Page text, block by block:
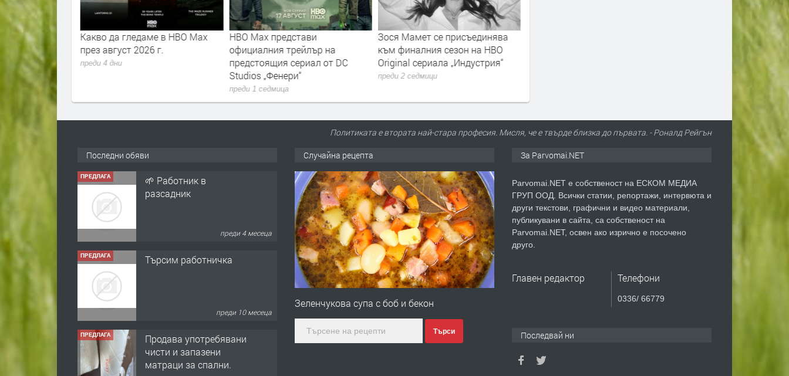
на
в HBO Max
Какво да гледаме в HBO Max
през август 2026 г.
преди 4 дни
HBO Max представи
официалния трейлър на
предстоящия сериал от DC
Studios „Фенери“
преди 1 седмица
Зося Мамет се присъединява
към финалния сезон на HBO
Original сериала „Индустрия“
преди 2 седмици
„Гунди: Легенда за
стана най-гледаният
HBO Max в България за
Политиката е втората най-стара професия. Мисля, че е твърде близка до първата. - Роналд Рейгън
Последни обяви
ПРЕДЛАГА
🌱 Работник в
разсадник
преди 4 месеца
ПРЕДЛАГА Търсим работничка
преди 10 месеца
ПРЕДЛАГА
Продава употребявани
чисти и запазени
матраци за спални.
Случайна рецепта
Зеленчукова супа с боб и бекон
Търси
За Parvomai.NET
Parvomai.NET е собственост на ЕСКОМ МЕДИА
ГРУП ООД. Всички статии, репортажи, интервюта и
други текстови, графични и видео материали,
публикувани в сайта, са собственост на
Parvomai.NET, освен ако изрично е посочено
друго.
Главен редактор Телефони
0336/ 66779
Последвай ни